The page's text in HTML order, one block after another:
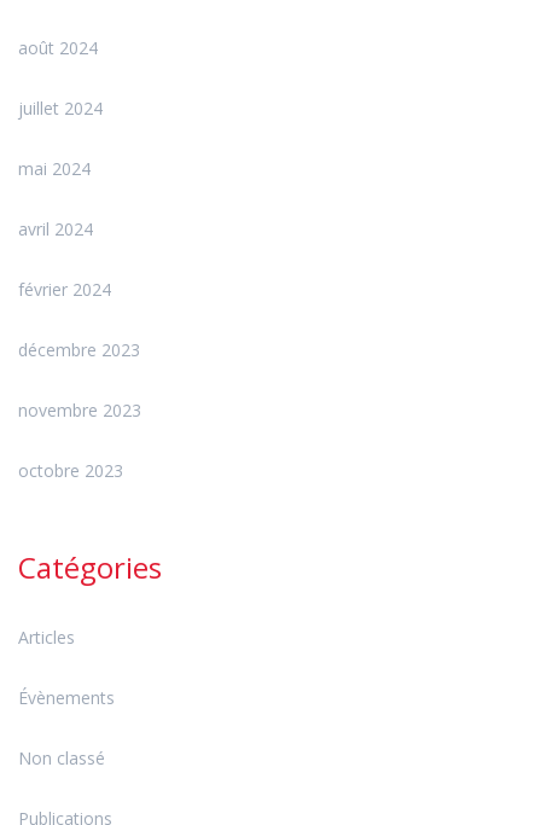
août 2024
juillet 2024
mai 2024
avril 2024
février 2024
décembre 2023
novembre 2023
octobre 2023
Catégories
Articles
Évènements
Non classé
Publications